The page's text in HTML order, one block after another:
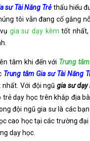
sư Tài Năng Trẻthấu hiểu
tôi vẫn đang cố gắng
gia sư dạy kèm tốt nhất,
tâm khi đến với Trung
Trung tâm Gia sư Tài Năng
nhất. Với đội ngũ gia sư dạy
trẻ dạy học trên khắp địa
đội ngũ gia sư là các
cao học tại các trường
dạy học.